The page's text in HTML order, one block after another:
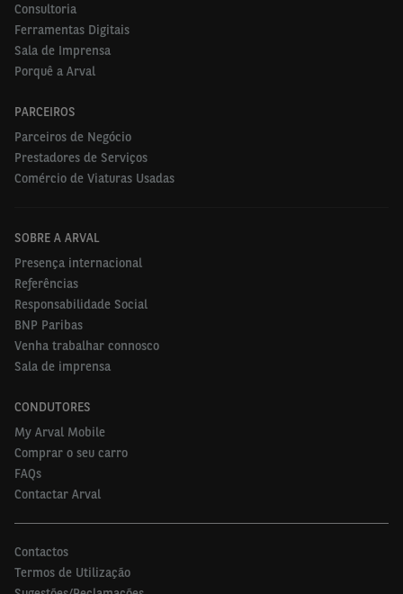
Consultoria
Ferramentas Digitais
Sala de Imprensa
Porquê a Arval
PARCEIROS
Parceiros de Negócio
Prestadores de Serviços
Comércio de Viaturas Usadas
SOBRE A ARVAL
Presença internacional
Referências
Responsabilidade Social
BNP Paribas
Venha trabalhar connosco
Sala de imprensa
CONDUTORES
My Arval Mobile
Comprar o seu carro
FAQs
Contactar Arval
Contactos
Termos de Utilização